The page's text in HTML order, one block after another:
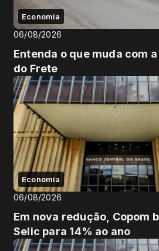
Economia
06/08/2026
Entenda o que muda com
do Frete
Economia
06/08/2026
Em nova redução, Copom
Selic para 14% ao ano